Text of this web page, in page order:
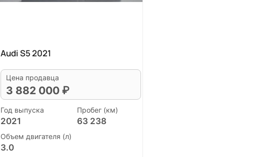
Audi S5 2021
Цена продавца
3 882 000 ₽
Год выпуска
2021
Пробег (км)
63 238
Объем двигателя (л)
3.0